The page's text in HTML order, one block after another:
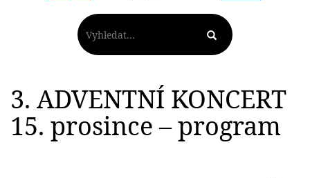
3. ADVENTNÍ KONCERT
15. prosince – program